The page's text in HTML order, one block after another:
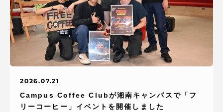
2026.07.21
Campus Coffee Clubが湘南キャンパスで「フ
リーコーヒー」イベントを開催しました